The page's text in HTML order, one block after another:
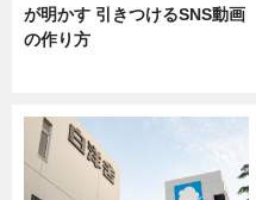
が明かす 引きつけるSNS動画
の作り方